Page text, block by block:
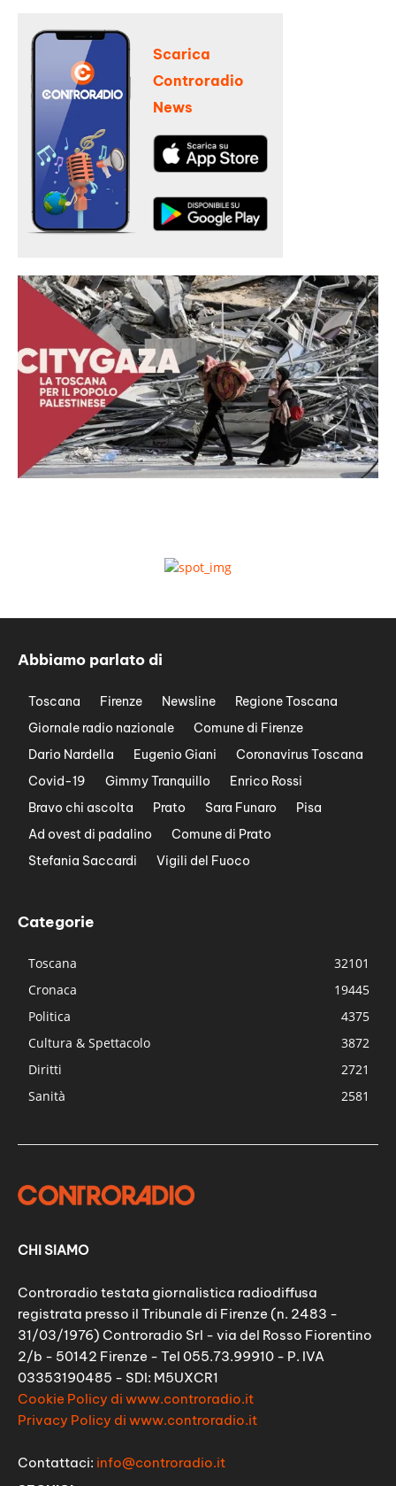
Scarica
Controradio
News
Abbiamo parlato di
Toscana Firenze Newsline
Regione Toscana
Giornale radio nazionale
Comune di Firenze
Dario Nardella
Eugenio Giani
Coronavirus Toscana
Covid-19
Gimmy Tranquillo
Enrico Rossi
Bravo chi ascolta
Prato Sara Funaro
Pisa
Ad ovest di padalino
Comune di Prato
Stefania Saccardi
Vigili del Fuoco
Categorie
Toscana
32101
Cronaca
19445
Politica
4375
Cultura & Spettacolo
3872
Diritti
2721
Sanità
2581
CHI SIAMO
Controradio testata giornalistica radiodiffusa
registrata presso il Tribunale di Firenze (n. 2483 -
31/03/1976) Controradio Srl - via del Rosso Fiorentino
2/b - 50142 Firenze - Tel 055.73.99910 - P. IVA
03353190485 - SDI: M5UXCR1
Cookie Policy di www.controradio.it
Privacy Policy di www.controradio.it
Contattaci: info@controradio.it